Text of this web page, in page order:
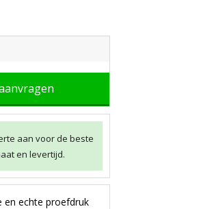
aan voor de beste
en levertijd.
en echte proefdruk